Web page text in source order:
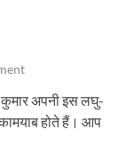
अपनी इस लघु-
होते हैं। आप